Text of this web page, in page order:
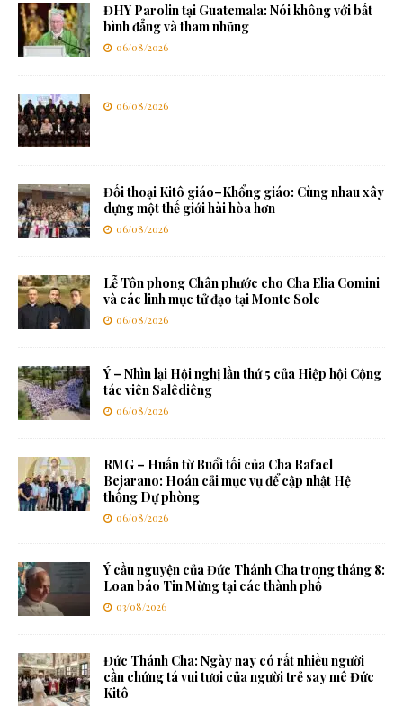
ĐHY Parolin tại Guatemala: Nói không với bất
bình đẳng và tham nhũng
06/08/2026
06/08/2026
Đối thoại Kitô giáo–Khổng giáo: Cùng nhau xây
dựng một thế giới hài hòa hơn
06/08/2026
Lễ Tôn phong Chân phước cho Cha Elia Comini
và các linh mục tử đạo tại Monte Sole
06/08/2026
Ý – Nhìn lại Hội nghị lần thứ 5 của Hiệp hội Cộng
tác viên Salêdiêng
06/08/2026
RMG – Huấn từ Buổi tối của Cha Rafael
Bejarano: Hoán cải mục vụ để cập nhật Hệ
thống Dự phòng
06/08/2026
Ý cầu nguyện của Đức Thánh Cha trong tháng 8:
Loan báo Tin Mừng tại các thành phố
03/08/2026
Đức Thánh Cha: Ngày nay có rất nhiều người
cần chứng tá vui tươi của người trẻ say mê Đức
Kitô